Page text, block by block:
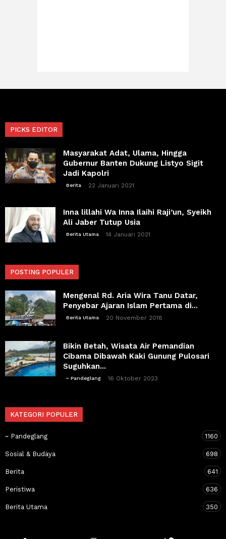
PICKS EDITOR
Masyarakat Adat, Ulama, Hingga
Gubernur Banten Dukung Listyo Sigit
Jadi Kapolri
Berita 22 Januari 2021
Inna lillahi Wa Inna Ilaihi Raji’un, Syeikh
Ali Jaber Tutup Usia
Berita Utama 14 Januari 2021
POSTING POPULER
Mengenal Rd. Aria Wira Tanu Datar,
Penyebar Ajaran Islam Pertama di...
Berita Utama 20 November 2018
Bikin Betah, Wisata Air Pemandian
Cibama Dibawah Kaki Gunung Pulosari
Suguhkan...
~ Pandeglang 16 Oktober 2023
KATEGORI POPULER
~ Pandeglang 1160
Sosial & Budaya 698
Berita 641
Peristiwa 636
Berita Utama 350